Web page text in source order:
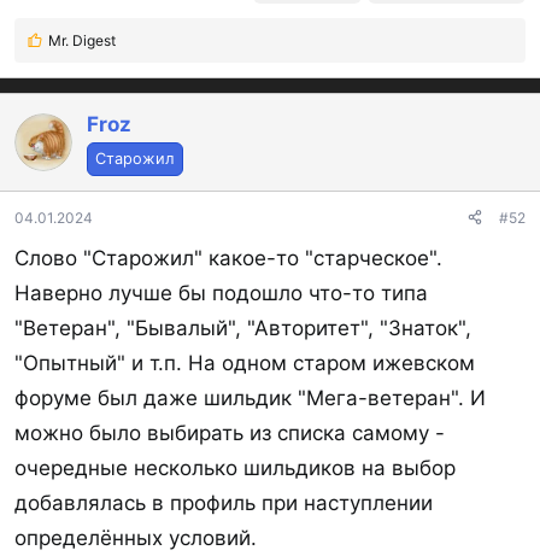
Р
а
к
ц
и
и
Mr. Digest
Froz
Старожил
04.01.2024 #52
Слово "Старожил" какое-то "старческое".
Наверно лучше бы подошло что-то типа
"Ветеран", "Бывалый", "Авторитет", "Знаток",
"Опытный" и т.п. На одном старом ижевском
форуме был даже шильдик "Мега-ветеран". И
можно было выбирать из списка самому -
очередные несколько шильдиков на выбор
добавлялась в профиль при наступлении
определённых условий.